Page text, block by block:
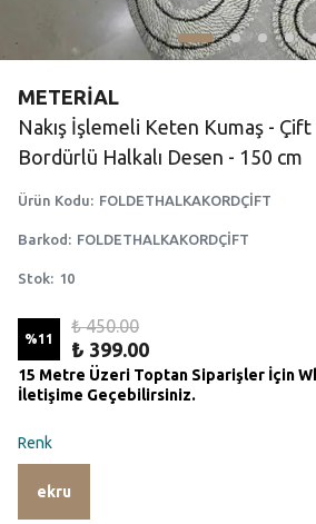
METERİAL
Nakış İşlemeli Keten Kumaş - Çift
Bordürlü Halkalı Desen - 150 cm
Ürün Kodu: FOLDETHALKAKORDÇİFT
Barkod : FOLDETHALKAKORDÇİFT
Stok: 10
%11
₺ 450.00
₺ 399.00
15 Metre Üzeri Toptan Siparişler İçin
İletişime Geçebilirsiniz.
Renk
ekru